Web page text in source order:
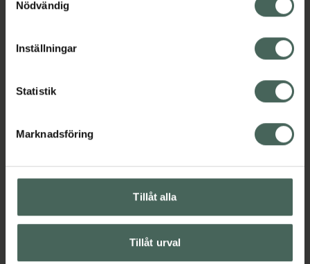
återkalla ditt samtycke via webbplatsens
cookieinställningar. Ett återkallat samtycke påverkar inte
lagligheten av behandling som skett innan återkallelsen.
Nödvändig
Inställningar
Statistik
Marknadsföring
Tillåt alla
Tillåt urval
Instruktioner Visa
Bad och dusch för barn